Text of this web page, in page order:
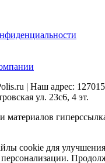
| Наш адрес:
ул. 23с6, 4 эт.
материалов
cookie для улучшения